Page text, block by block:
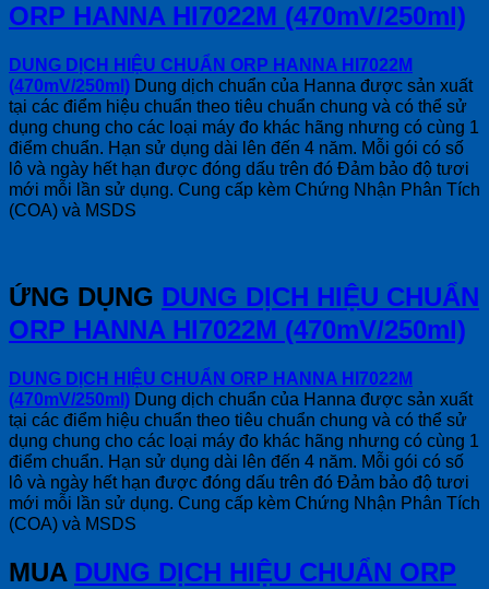
ORP HANNA HI7022M (470mV/250ml)
DUNG DỊCH HIỆU CHUẨN ORP HANNA HI7022M
(470mV/250ml) Dung dịch chuẩn của Hanna được sản xuất
tại các điểm hiệu chuẩn theo tiêu chuẩn chung và có thể sử
dụng chung cho các loại máy đo khác hãng nhưng có cùng 1
điểm chuẩn. Hạn sử dụng dài lên đến 4 năm. Mỗi gói có số
lô và ngày hết hạn được đóng dấu trên đó Đảm bảo độ tươi
mới mỗi lần sử dụng. Cung cấp kèm Chứng Nhận Phân Tích
(COA) và MSDS
ỨNG DỤNG DUNG DỊCH HIỆU CHUẨN
ORP HANNA HI7022M (470mV/250ml)
DUNG DỊCH HIỆU CHUẨN ORP HANNA HI7022M
(470mV/250ml) Dung dịch chuẩn của Hanna được sản xuất
tại các điểm hiệu chuẩn theo tiêu chuẩn chung và có thể sử
dụng chung cho các loại máy đo khác hãng nhưng có cùng 1
điểm chuẩn. Hạn sử dụng dài lên đến 4 năm. Mỗi gói có số
lô và ngày hết hạn được đóng dấu trên đó Đảm bảo độ tươi
mới mỗi lần sử dụng. Cung cấp kèm Chứng Nhận Phân Tích
(COA) và MSDS
MUA DUNG DỊCH HIỆU CHUẨN ORP